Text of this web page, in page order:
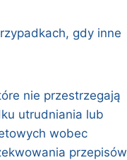
gdy inne
nie przestrzegają
utrudniania lub
wobec
przepisów